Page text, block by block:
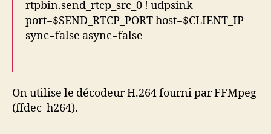
rtpbin.send_rtcp_src_0 ! udpsink
port=$SEND_RTCP_PORT host=$CLIENT_IP
sync=false async=false
On utilise le décodeur H.264 fourni par FFMpeg
(ffdec_h264).